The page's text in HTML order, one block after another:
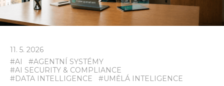
11. 5. 2026
#AI #AGENTNÍ SYSTÉMY
#AI SECURITY & COMPLIANCE
#DATA INTELLIGENCE #UMĚLÁ INTELIGENCE